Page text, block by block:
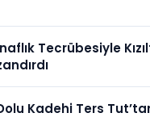
Tecrübesiyle
Kadehi Ters